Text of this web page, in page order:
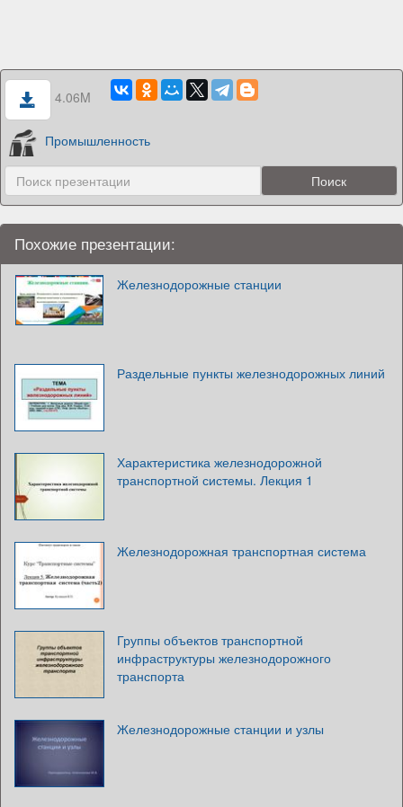
4.06M
Промышленность
Похожие презентации:
Железнодорожные станции
Раздельные пункты железнодорожных линий
Характеристика железнодорожной
транспортной системы. Лекция 1
Железнодорожная транспортная система
Группы объектов транспортной
инфраструктуры железнодорожного
транспорта
Железнодорожные станции и узлы